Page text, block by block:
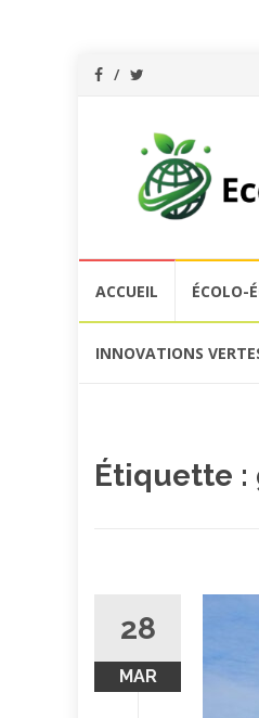
contenu
ACCUEIL ÉCOLO-
INNOVATIONS
Étiquette :
28
MAR